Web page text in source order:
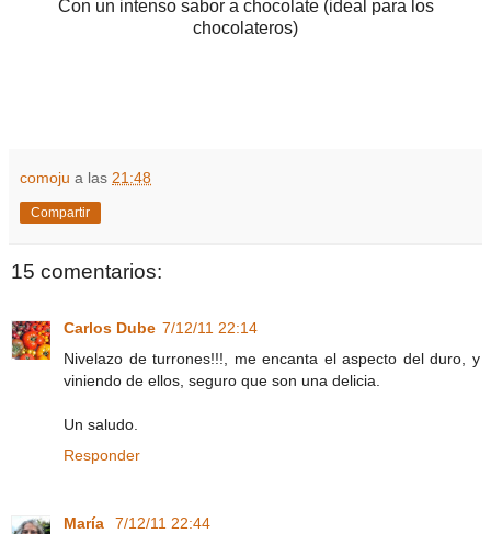
Con un intenso sabor a chocolate (ideal para los
chocolateros)
comoju a las 21:48
Compartir
15 comentarios:
Carlos Dube 7/12/11 22:14
Nivelazo de turrones!!!, me encanta el aspecto del duro, y
viniendo de ellos, seguro que son una delicia.
Un saludo.
Responder
María
7/12/11 22:44